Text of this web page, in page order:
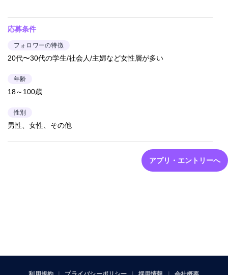
応募条件
フォロワーの特徴
20代〜30代の学生/社会人/主婦など女性層が多い
年齢
18～100歳
性別
男性、女性、その他
アプリ・エントリーへ